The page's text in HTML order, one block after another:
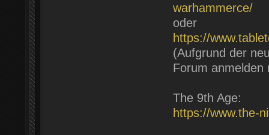
warhammerce/
oder
https://
(Aufgrund der
Forum anmelden
The 9th Age:
https://www.the-